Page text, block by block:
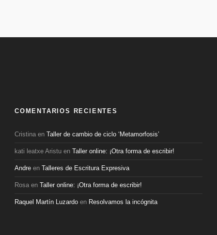
COMENTARIOS RECIENTES
Cristina en Taller de cambio de ciclo ‘Metamorfosis’
kati leatxe Aristu en Taller online: ¡Otra forma de escribir!
Andre en Talleres de Escritura Expresiva
Rosa en Taller online: ¡Otra forma de escribir!
Raquel Martín Luzardo en Resolvamos la incógnita